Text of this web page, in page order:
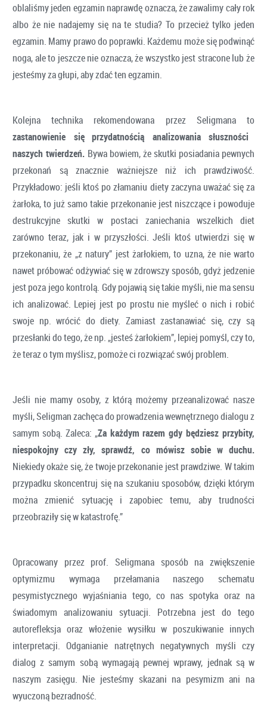
oblaliśmy jeden egzamin naprawdę oznacza, że zawalimy cały rok
albo że nie nadajemy się na te studia? To przecież tylko jeden
egzamin. Mamy prawo do poprawki. Każdemu może się podwinąć
noga, ale to jeszcze nie oznacza, że wszystko jest stracone lub że
jesteśmy za głupi, aby zdać ten egzamin.
Kolejna technika rekomendowana przez Seligmana to
zastanowienie się przydatnością analizowania słuszności
naszych twierdzeń. Bywa bowiem, że skutki posiadania pewnych
przekonań są znacznie ważniejsze niż ich prawdziwość.
Przykładowo: jeśli ktoś po złamaniu diety zaczyna uważać się za
żarłoka, to już samo takie przekonanie jest niszczące i powoduje
destrukcyjne skutki w postaci zaniechania wszelkich diet
zarówno teraz, jak i w przyszłości. Jeśli ktoś utwierdzi się w
przekonaniu, że „z natury” jest żarłokiem, to uzna, że nie warto
nawet próbować odżywiać się w zdrowszy sposób, gdyż jedzenie
jest poza jego kontrolą. Gdy pojawią się takie myśli, nie ma sensu
ich analizować. Lepiej jest po prostu nie myśleć o nich i robić
swoje np. wrócić do diety. Zamiast zastanawiać się, czy są
przesłanki do tego, że np. „jesteś żarłokiem”, lepiej pomyśl, czy to,
że teraz o tym myślisz, pomoże ci rozwiązać swój problem.
Jeśli nie mamy osoby, z którą możemy przeanalizować nasze
myśli, Seligman zachęca do prowadzenia wewnętrznego dialogu z
samym sobą. Zaleca: „Za każdym razem gdy będziesz przybity,
niespokojny czy zły, sprawdź, co mówisz sobie w duchu.
Niekiedy okaże się, że twoje przekonanie jest prawdziwe. W takim
przypadku skoncentruj się na szukaniu sposobów, dzięki którym
można zmienić sytuację i zapobiec temu, aby trudności
przeobraziły się w katastrofę.”
Opracowany przez prof. Seligmana sposób na zwiększenie
optymizmu wymaga przełamania naszego schematu
pesymistycznego wyjaśniania tego, co nas spotyka oraz na
świadomym analizowaniu sytuacji. Potrzebna jest do tego
autorefleksja oraz włożenie wysiłku w poszukiwanie innych
interpretacji. Odganianie natrętnych negatywnych myśli czy
dialog z samym sobą wymagają pewnej wprawy, jednak są w
naszym zasięgu. Nie jesteśmy skazani na pesymizm ani na
wyuczoną bezradność.